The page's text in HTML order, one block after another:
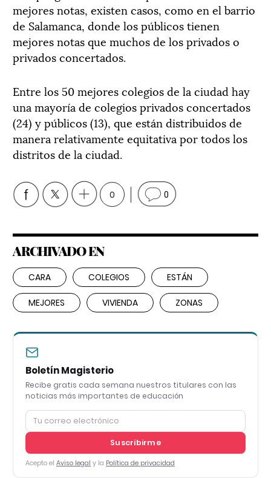
mejores notas, existen casos, como en el barrio
de Salamanca, donde los públicos tienen
mejores notas que muchos de los privados o
privados concertados.
Entre los 50 mejores colegios de la ciudad hay
una mayoría de colegios privados concertados
(24) y públicos (13), que están distribuidos de
manera relativamente equitativa por todos los
distritos de la ciudad.
0 0
ARCHIVADO EN
CARA COLEGIOS ESTÁN
MEJORES VIVIENDA ZONAS
Boletín Magisterio
Recibe gratis cada semana nuestros titulares con las
noticias más importantes de educación
Suscribirme
Acepto el Aviso legal y la Política de privacidad